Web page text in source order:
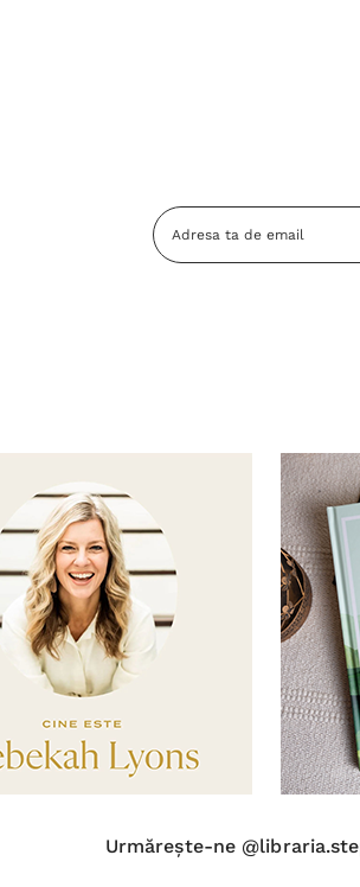
Adresa
Email
Urmărește-ne